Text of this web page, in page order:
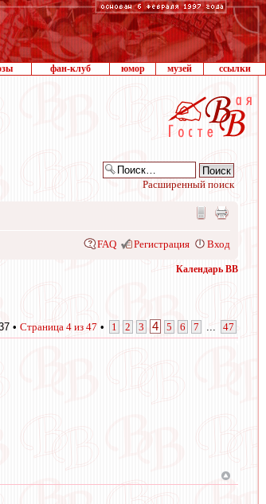
фан-клуб юмор музей ссылки
Расширенный поиск
FAQ Регистрация Вход
Календарь ВВ
• Страница 4 из 47 • 1 2 3 4 5 6 7 47